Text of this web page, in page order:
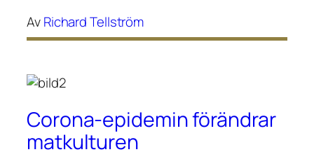
AvRichard Tellström
Corona-epidemin förändrar
matkulturen